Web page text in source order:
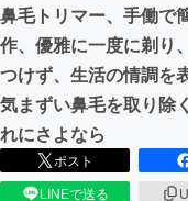
まちづく
CAMPFIRE for
CAMPFIREふ
鼻毛トリマー、手働で
作、優雅に一度に剃り
つけず、生活の情調を
気まずい鼻毛を取り除
れにさよなら
ポスト
LINEで送る